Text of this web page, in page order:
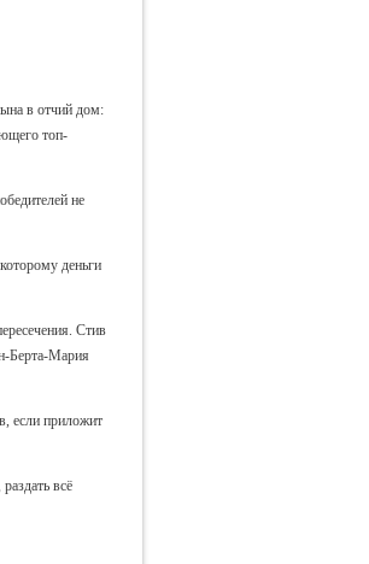
в отчий дом:
топ-
не
деньги
Стив
Берта-Мария
если приложит
всё